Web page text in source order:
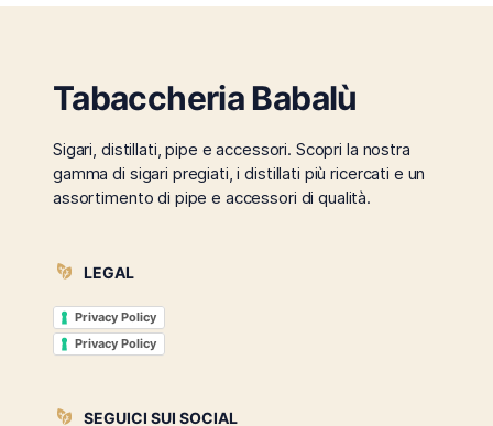
Tabaccheria Babalù
Sigari, distillati, pipe e accessori. Scopri la nostra
gamma di sigari pregiati, i distillati più ricercati e un
assortimento di pipe e accessori di qualità.
LEGAL
Privacy Policy
Privacy Policy
SEGUICI SUI SOCIAL